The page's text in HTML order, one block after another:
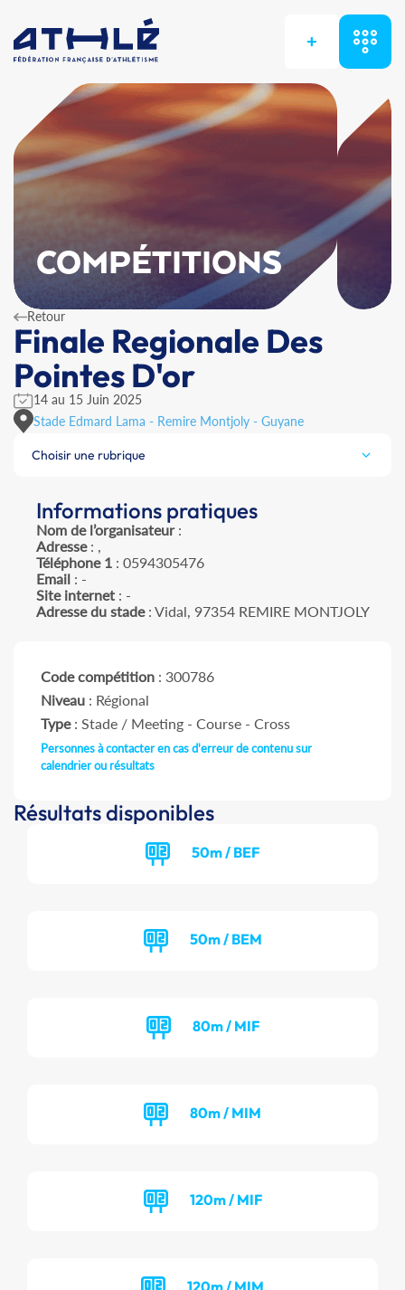
+
COMPÉTITIONS
Retour
Finale Regionale Des
Pointes D'or
14 au 15 Juin 2025
Stade Edmard Lama - Remire Montjoly - Guyane
Choisir une rubrique
Informations pratiques
Nom de l’organisateur:
Adresse: ,
Téléphone 1: 0594305476
Email: -
Site internet: -
Adresse du stade: Vidal, 97354 REMIRE MONTJOLY
Code compétition : 300786
Niveau : Régional
Type: Stade / Meeting - Course - Cross
Personnes à contacter en cas d'erreur de contenu sur
calendrier ou résultats
Résultats disponibles
50m / BEF
50m / BEM
80m / MIF
80m / MIM
120m / MIF
120m / MIM